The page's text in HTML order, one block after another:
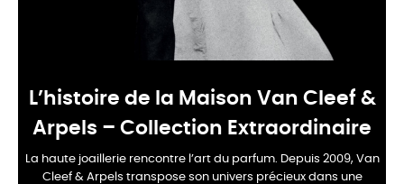
L’histoire de la Maison Van Cleef &
Arpels – Collection Extraordinaire
La haute joaillerie rencontre l’art du parfum. Depuis 2009, Van
Cleef & Arpels transpose son univers précieux dans une